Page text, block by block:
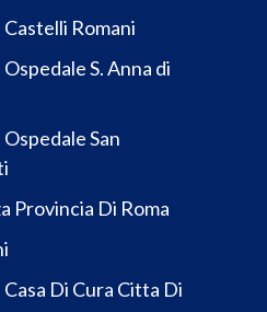
Romani
S. Anna di
San
Provincia Di Roma
Di Cura Citta Di